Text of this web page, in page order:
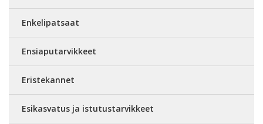
Enkelipatsaat
Ensiaputarvikkeet
Eristekannet
Esikasvatus ja istutustarvikkeet